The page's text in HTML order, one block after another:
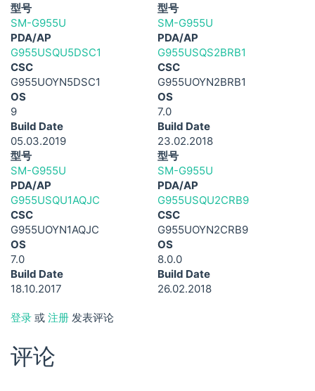
型号
SM-G955U
PDA/AP
G955USQU5DSC1
CSC
G955UOYN5DSC1
OS
9
Build Date
05.03.2019
型号
SM-G955U
PDA/AP
G955USQS2BRB1
CSC
G955UOYN2BRB1
OS
7.0
Build Date
23.02.2018
型号
SM-G955U
PDA/AP
G955USQU1AQJC
CSC
G955UOYN1AQJC
OS
7.0
Build Date
18.10.2017
型号
SM-G955U
PDA/AP
G955USQU2CRB9
CSC
G955UOYN2CRB9
OS
8.0.0
Build Date
26.02.2018
登录 或 注册 发表评论
评论